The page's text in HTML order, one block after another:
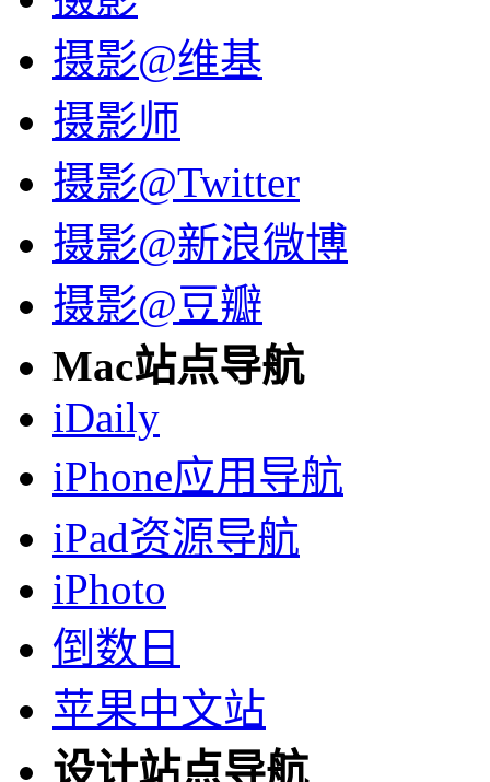
摄影@维基
摄影师
摄影@Twitter
摄影@新浪微博
摄影@豆瓣
Mac站点导航
iDaily
iPhone应用导航
iPad资源导航
iPhoto
倒数日
苹果中文站
设计站点导航